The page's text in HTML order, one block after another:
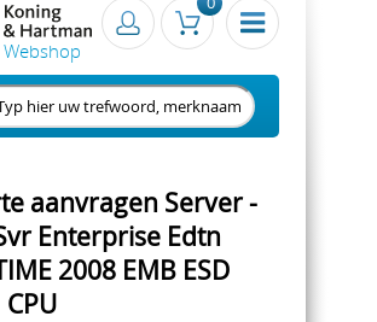
aanvragen Server -
Enterprise Edtn
2008 EMB ESD
CPU